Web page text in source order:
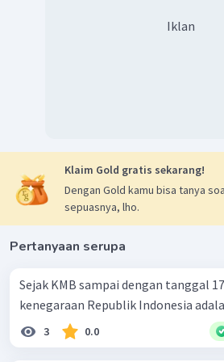
Iklan
Klaim Gold gratis sekarang!
Dengan Gold kamu bisa tanya
sepuasnya, lho.
Pertanyaan serupa
Sejak KMB sampai dengan tanggal
kenegaraan Republik Indonesia
3 0.0